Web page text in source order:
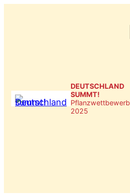
DEUTSCHLAND
SUMMT!
Pflanzwettbewerb
2025